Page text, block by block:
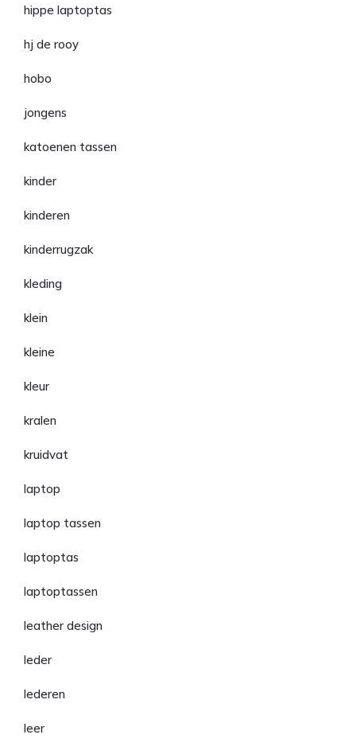
hippe laptoptas
hj de rooy
hobo
jongens
katoenen tassen
kinder
kinderen
kinderrugzak
kleding
klein
kleine
kleur
kralen
kruidvat
laptop
laptop tassen
laptoptas
laptoptassen
leather design
leder
lederen
leer